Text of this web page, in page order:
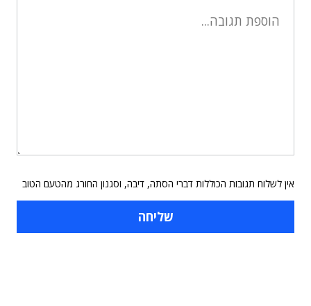
אין לשלוח תגובות הכוללות דברי הסתה, דיבה, וסגנון החורג מהטעם הטוב